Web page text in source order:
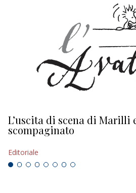
L’uscita di scena di Marilli
scompaginato
Editoriale